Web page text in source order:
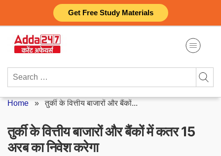
Get Free Study Materials
content
Search
Home »तुर्की के वित्तीय बाजारों और बैंकों...
तुर्की के वित्तीय बाजारों और बैंकों में कतर 15
अरब का निवेश करेगा